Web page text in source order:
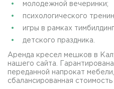
молодежной вечеринки;
психологического
игры в рамках
детского праздника.
Аренда кресел мешков в
нашего сайта.
переданной напрокат
сбалансированная стоимость